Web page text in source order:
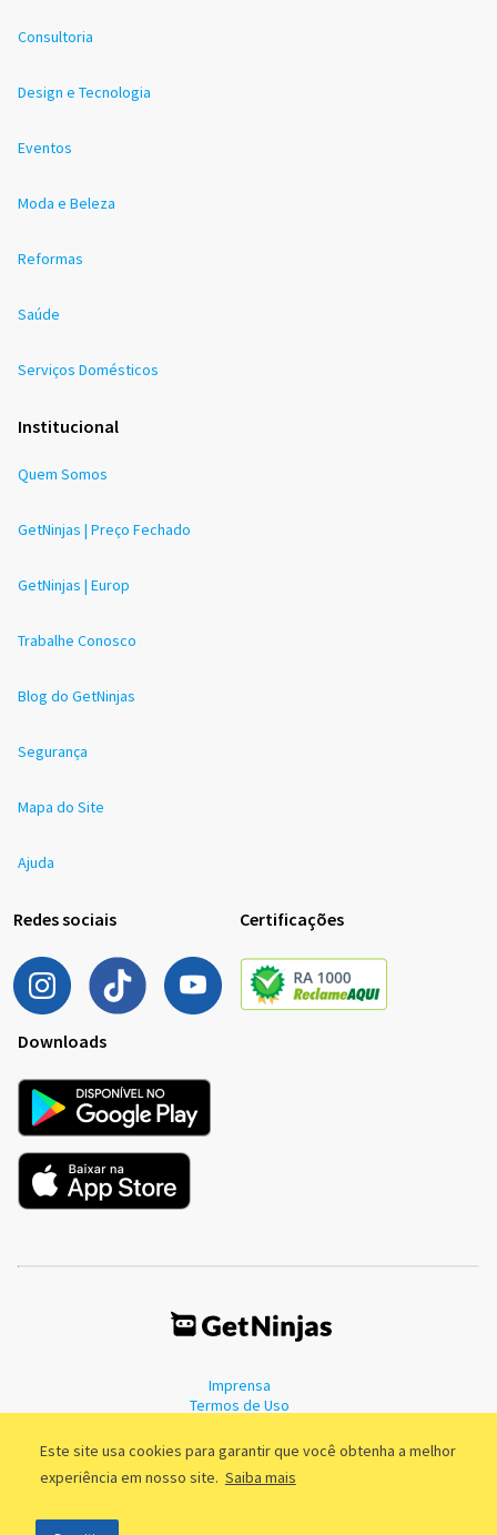
Este site usa cookies para garantir que você obtenha a melhor
experiência em nosso site. Saiba mais
Consultoria
Design e Tecnologia
Eventos
Moda e Beleza
Reformas
Saúde
Serviços Domésticos
Institucional
Quem Somos
GetNinjas | Preço Fechado
GetNinjas | Europ
Trabalhe Conosco
Blog do GetNinjas
Segurança
Mapa do Site
Ajuda
Redes sociais Certificações
Downloads
Imprensa
Termos de Uso
©2011 - 2026, GetNinjas LTDA. CNPJ 55.744.877/0001-89 - Rua Dr.